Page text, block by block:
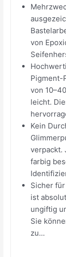
von
Pigment-
von
leicht.
Kein
verpackt.
farbig
Sicher
ist
ungiftig
Sie
zu...